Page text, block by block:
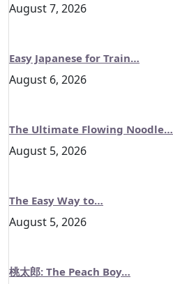
August 7, 2026
Easy Japanese for Train…
August 6, 2026
The Ultimate Flowing Noodle…
August 5, 2026
The Easy Way to…
August 5, 2026
桃太郎: The Peach Boy…